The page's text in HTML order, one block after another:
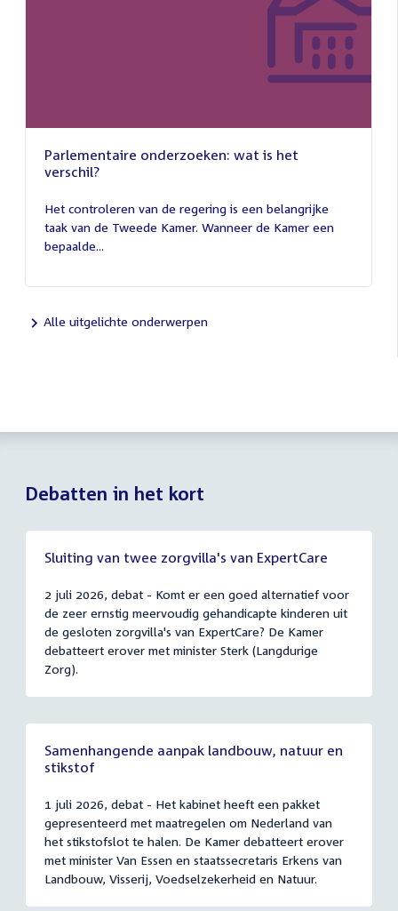
Parlementaire onderzoeken: wat is het
verschil?
juli
2026
Het controleren van de regering is een belangrijke
taak van de Tweede Kamer. Wanneer de Kamer een
bepaalde...
Alle uitgelichte onderwerpen
Debatten in het kort
Sluiting van twee zorgvilla's van ExpertCare
2 juli 2026, debat - Komt er een goed alternatief voor
de zeer ernstig meervoudig gehandicapte kinderen uit
de gesloten zorgvilla's van ExpertCare? De Kamer
debatteert erover met minister Sterk (Langdurige
Zorg).
Samenhangende aanpak landbouw, natuur en
stikstof
1 juli 2026, debat - Het kabinet heeft een pakket
gepresenteerd met maatregelen om Nederland van
het stikstofslot te halen. De Kamer debatteert erover
met minister Van Essen en staatssecretaris Erkens van
Landbouw, Visserij, Voedselzekerheid en Natuur.